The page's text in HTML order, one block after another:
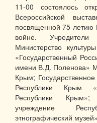
11-00 состоялось
Всероссийской
посвященной 75-летию
войне.
Министерство
«Государственный
имени В.Д. Поленова»
Крым;
Республики Крым
Республики Крым»;
учреждение
этнографический